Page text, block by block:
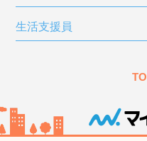
生活支援員